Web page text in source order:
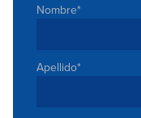
Nombre*
Apellido*